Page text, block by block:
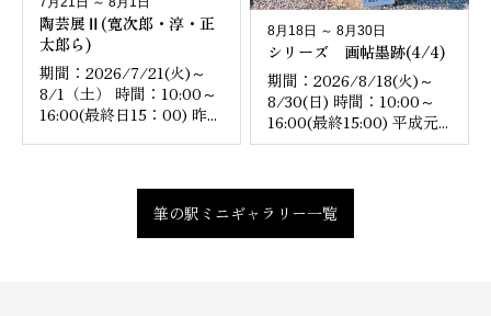
陶芸展Ⅱ(寛次郎・淳・正
太郎ら)
期間：2026/7/21(火)～
8/1（土） 時間：10:00～
16:00(最終日15：00) 昨...
8月18日 ～ 8月30日
シリーズ 画帖墨跡(4/4)
期間：2026/8/18(火)～
8/30(日) 時間：10:00～
16:00(最終15:00) 平成元...
筆の駅ミニギャラリー一覧